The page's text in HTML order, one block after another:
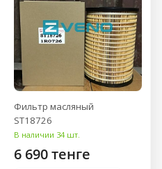
Фильтр масляный
ST18726
В наличии 34 шт.
6 690 тенге